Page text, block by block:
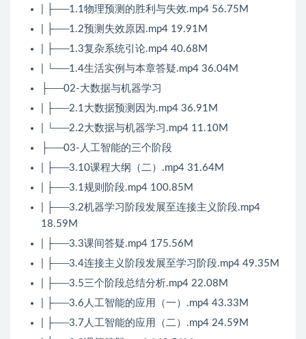
| ├──1.1物理预测的胜利与失效.mp4 56.75M
| ├──1.2预测失效原因.mp4 19.91M
| ├──1.3复杂系统引论.mp4 40.68M
| └──1.4生活实例与本章答疑.mp4 36.04M
├──02-大数据与机器学习
| ├──2.1大数据预测因为.mp4 36.91M
| └──2.2大数据与机器学习.mp4 11.10M
├──03-人工智能的三个阶段
| ├──3.10课程大纲（二）.mp4 31.64M
| ├──3.1规则阶段.mp4 100.85M
| ├──3.2机器学习阶段发展至连接主义阶段.mp4
18.59M
| ├──3.3课间答疑.mp4 175.56M
| ├──3.4连接主义阶段发展至学习阶段.mp4 49.35M
| ├──3.5三个阶段总结分析.mp4 22.08M
| ├──3.6人工智能的应用（一）.mp4 43.33M
| ├──3.7人工智能的应用（二）.mp4 24.59M